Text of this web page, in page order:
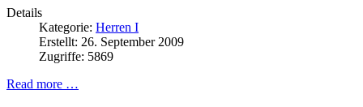
Details
Kategorie: Herren I
Erstellt: 26. September 2009
Zugriffe: 5869
Read more …